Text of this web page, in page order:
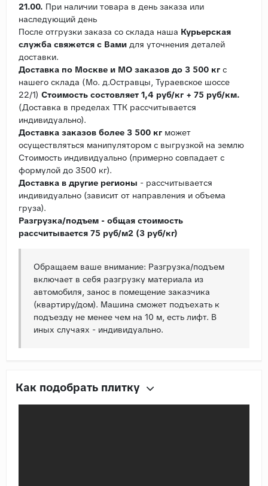
21.00. При наличии товара в день заказа или
наследующий день
После отгрузки заказа со склада наша Курьерская
служба свяжется с Вами для уточнения деталей
доставки.
Доставка по Москве и МО заказов до 3 500 кг с
нашего склада (Мо. д.Остравцы, Тураевское шоссе
22/1) Стоимость состовляет 1,4 руб/кг + 75 руб/км.
(Доставка в пределах ТТК рассчитывается
индивидуально).
Доставка заказов более 3 500 кг может
осуществляться манипулятором с выгрузкой на землю
Стоимость индивидуально (примерно совпадает с
формулой до 3500 кг).
Доставка в другие регионы - рассчитывается
индивидуально (зависит от направления и объема
груза).
Разгрузка/подъем - общая стоимость
рассчитывается 75 руб/м2 (3 руб/кг)
Обращаем ваше внимание: Разгрузка/подъем
включает в себя разгрузку материала из
автомобиля, занос в помещение заказчика
(квартиру/дом). Машина сможет подъехать к
подъезду не менее чем на 10 м, есть лифт. В
иных случаях - индивидуально.
Как подобрать плитку